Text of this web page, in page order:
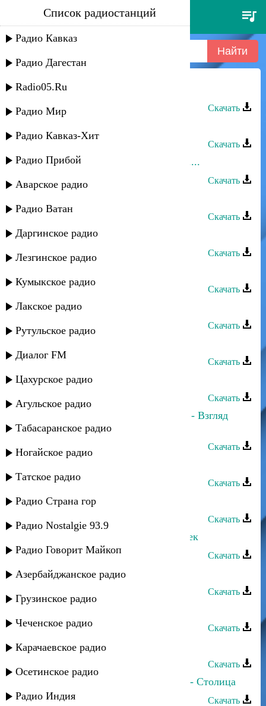
тимур темиров - ты далеко
Список радиостанций
Радио Кавказ
Радио Дагестан
Radio05.Ru
Радио Мир
Радио Кавказ-Хит
Радио Прибой
Аварское радио
Радио Ватан
Даргинское радио
Лезгинское радио
Кумыкское радио
Лакское радио
Рутульское радио
Диалог FM
Цахурское радио
Агульское радио
Табасаранское радио
Ногайское радио
Татское радио
Радио Страна гор
Радио Nostalgie 93.9
Радио Говорит Майкоп
Азербайджанское радио
Грузинское радио
Чеченское радио
Карачаевское радио
Осетинское радио
Радио Индия
Тимур Темиров - Ты далеко
Скачать
Скачать
Тимур Темиров - Любишь или нет....
Скачать
Скачать
Тимур Темиров - Свадба
Скачать
Скачать
Тимур Темиров - Ночь, какая ночь
Скачать
Скачать
Тимур Темиров - Аурика
Скачать
Тимур Темиров и Арсен Петросов - Взгляд
женщины
Скачать
Скачать
Тимур Темиров - Рыжая
Скачать
Тимур Темиров - Пчелка и Мотылек
Скачать
Тимур Темиров - Оглянись
Скачать
Скачать
Тимур Темиров - Карусель
Скачать
Тимур Темиров и Умалав Кебедов - Столица
Скачать